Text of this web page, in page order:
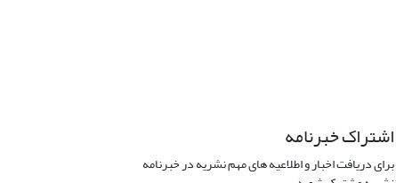
اشتراک خبرنامه
برای دریافت اخبار و اطلاعیه های مهم نشریه در خبرنامه